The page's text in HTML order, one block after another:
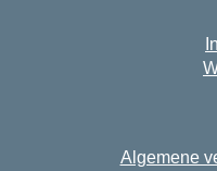
Algemene